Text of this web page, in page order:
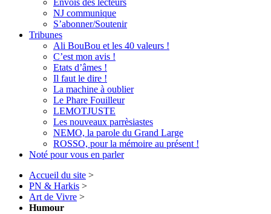
NJ communique
S’abonner/Soutenir
Tribunes
Ali BouBou et les 40 valeurs !
C’est mon avis !
Etats d’âmes !
Il faut le dire !
La machine à oublier
Le Phare Fouilleur
LEMOTJUSTE
Les nouveaux parrèsiastes
NEMO, la parole du Grand Large
ROSSO, pour la mémoire au présent !
Noté pour vous en parler
Accueil du site >
PN & Harkis >
Art de Vivre >
Humour